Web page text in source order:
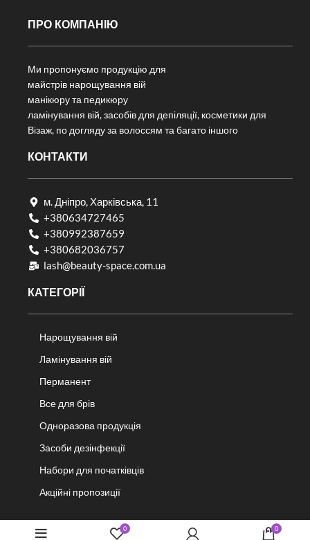
ПРО КОМПАНІЮ
Ми пропонуємо продукцію для
майстрів нарощування вій
манікюру та педикюру
ламінування вій, засобів для депіляції, косметики для
Візаж, по догляду за волоссям та багато іншого
КОНТАКТИ
м. Дніпро, Харківська, 11
+380634727465
+380992387659
+380682036757​
lash@beauty-space.com.ua
КАТЕГОРІЇ
Нарощування вій
Ламінування вій
Перманент
Все для брів
Одноразова продукція
Засоби дезінфекції
Набори для початківців
Акційні пропозиції
ІНФОРМАЦІЯ 0 0